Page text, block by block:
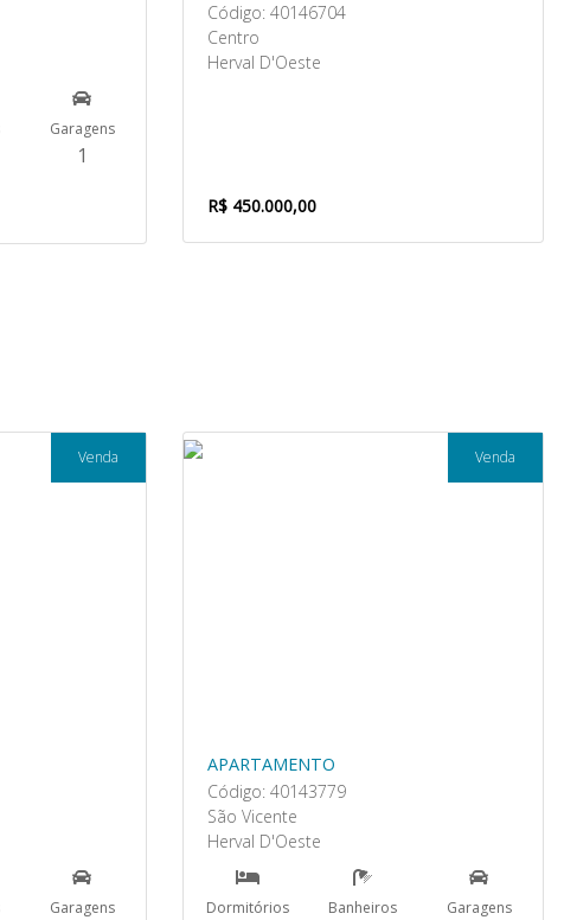
Garagens
1
Código: 40146704
Centro
Herval D'Oeste
R$ 450.000,00
Venda
Garagens
Venda
APARTAMENTO
Código: 40143779
São Vicente
Herval D'Oeste
Dormitórios Banheiros Garagens